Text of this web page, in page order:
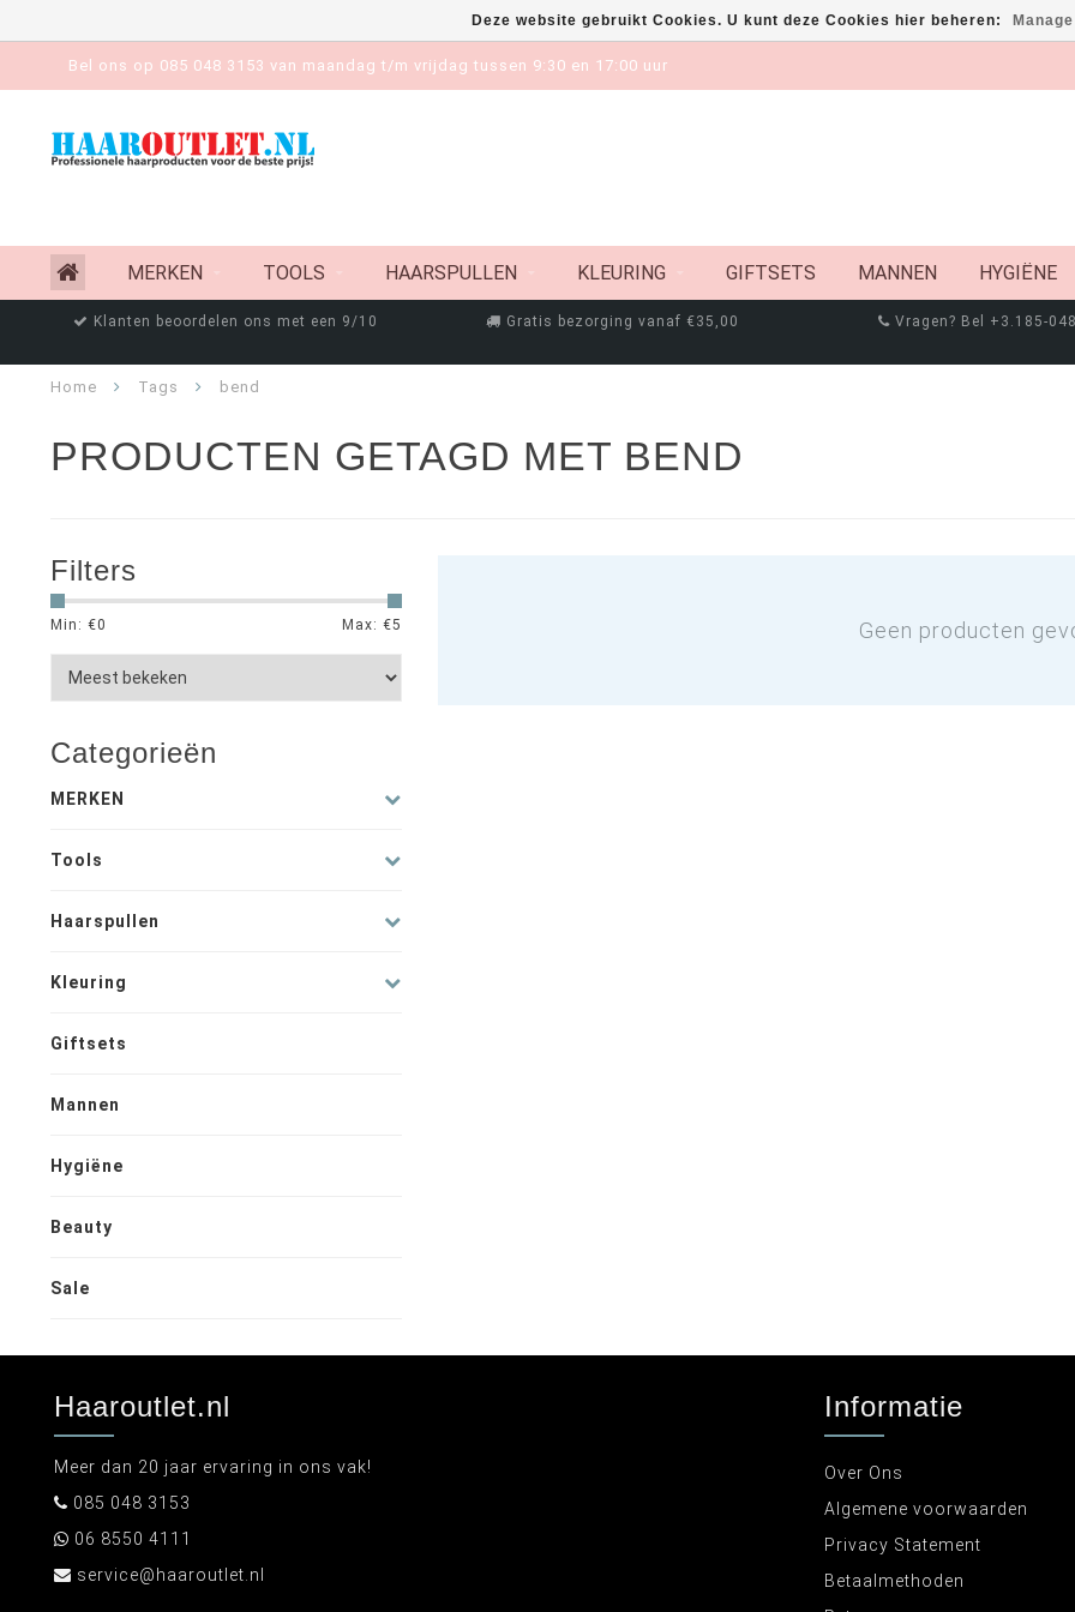
Bel ons op 085 048 3153 van maandag t/m vrijdag tussen 9:30 en 17:00 uur
MERKEN TOOLS HAARSPULLEN KLEURING GIFTSETS MANNEN HYGIËNE
Klanten beoordelen ons met een 9/10 Gratis bezorging vanaf €35,00 Vragen? Bel +3.185-
Home Tags bend
PRODUCTEN GETAGD MET BEND
Filters
Min: €0 Max: €5
Categorieën
MERKEN
Tools
Haarspullen
Kleuring
Giftsets
Mannen
Hygiëne
Beauty
Sale
Geen producten
Deze website gebruikt Cookies. U kunt deze Cookies hier beheren:
Haaroutlet.nl
Meer dan 20 jaar ervaring in ons vak!
085 048 3153
06 8550 4111
service@haaroutlet.nl
Informatie
Over Ons
Algemene voorwaarden
Privacy Statement
Betaalmethoden